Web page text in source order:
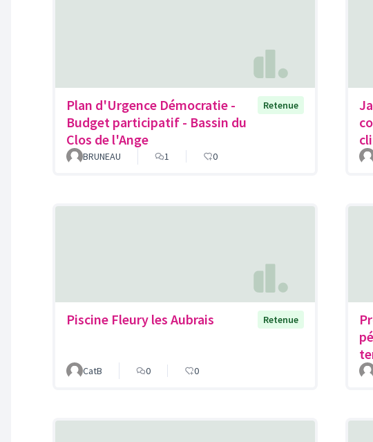
Plan d'Urgence Démocratie -
Budget participatif - Bassin du
Clos de l'Ange
Retenue
BRUNEAU 1 0
Piscine Fleury les Aubrais Retenue
CatB 0 0